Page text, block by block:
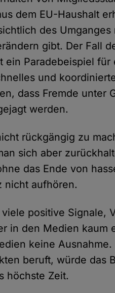
dem EU-Haushalt
des Umganges
gibt. Der Fall
ein Paradebeispiel
und
dass Fremde unter
werden.
rückgängig zu
sich aber
das Ende von
nicht aufhören.
positive Signale,
in den Medien kaum
keine
beruft, würde das
höchste Zeit.